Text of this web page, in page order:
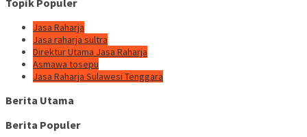
Topik Populer
Jasa Raharja
Jasa raharja sultra
Direktur Utama Jasa Raharja
Asmawa tosepu
Jasa Raharja Sulawesi Tenggara
Berita Utama
Berita Populer